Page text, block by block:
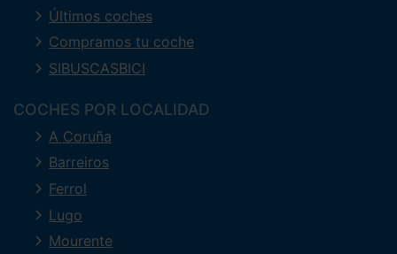
Últimos coches
Compramos tu coche
SIBUSCASBICI
COCHES POR LOCALIDAD
A Coruña
Barreiros
Ferrol
Lugo
Mourente